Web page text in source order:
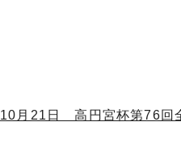
10月21日 高円宮杯第76回